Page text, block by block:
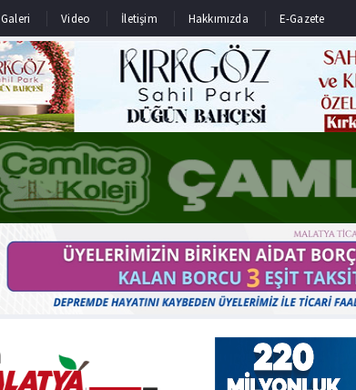
Galeri Video İletişim Hakkımızda E-Gazete